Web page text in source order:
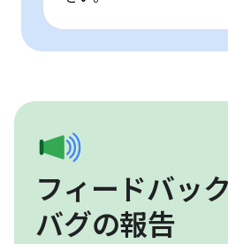
フィードバッ
バグの報告